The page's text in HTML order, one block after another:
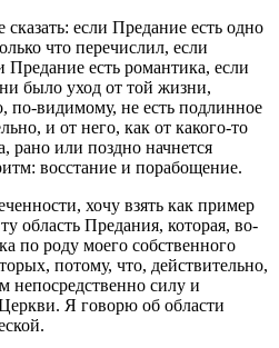
если Предание есть одно
что перечислил, если
Предание есть романтика, если
было уход от той жизни,
по-видимому, не есть подлинное
и от него, как от какого-то
рано или поздно начнется
восстание и порабощение.
хочу взять как пример
область Предания, которая, во-
по роду моего собственного
потому, что, действительно,
непосредственно силу и
Я говорю об области